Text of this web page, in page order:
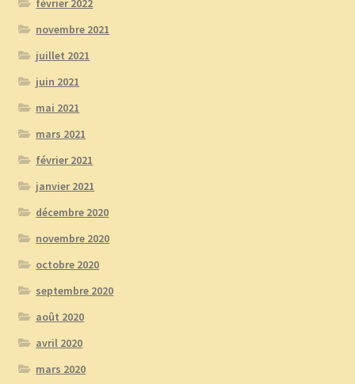
février 2022
novembre 2021
juillet 2021
juin 2021
mai 2021
mars 2021
février 2021
janvier 2021
décembre 2020
novembre 2020
octobre 2020
septembre 2020
août 2020
avril 2020
mars 2020